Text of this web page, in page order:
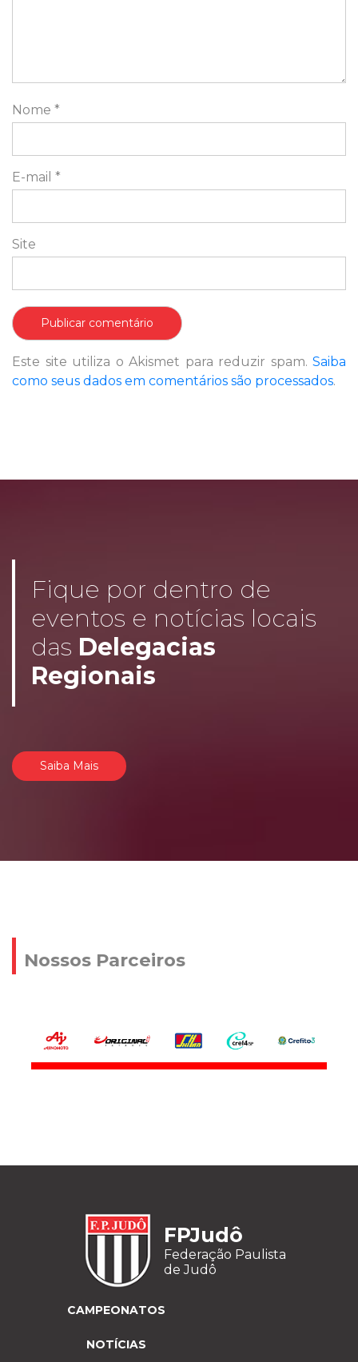
Nome *
E-mail *
Site
Este site utiliza o Akismet para reduzir spam. Saiba
como seus dados em comentários são processados.
Fique por dentro de
eventos e notícias locais
das Delegacias
Regionais
Saiba Mais
Nossos Parceiros
FPJudô
Federação Paulista
de Judô
CAMPEONATOS
NOTÍCIAS